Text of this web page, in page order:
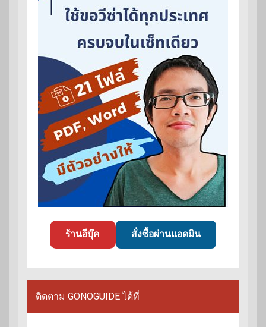
ร้านอีบุ๊ค สั่งซื้อผ่านแอดมิน
ติดตาม GONOGUIDE ได้ที่